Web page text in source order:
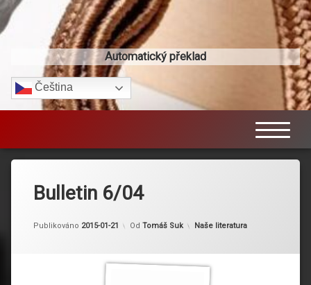
Automatický překlad
Čeština‎
Bulletin 6/04
Publikováno 2015-01-21 Od Tomáš Suk Kategorie:
Naše literatura